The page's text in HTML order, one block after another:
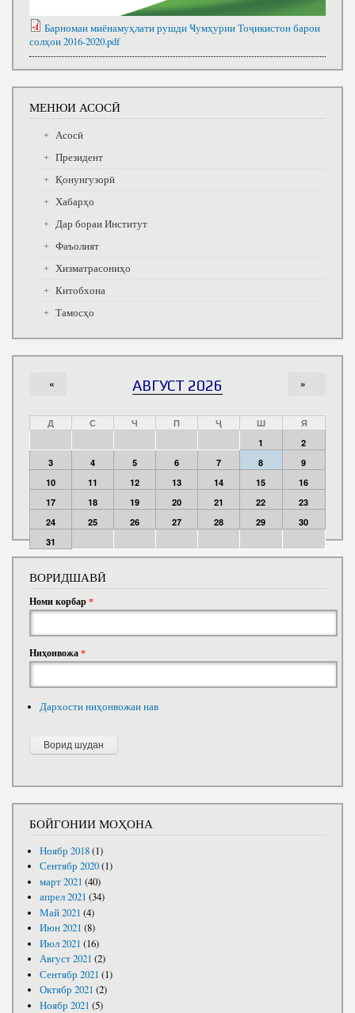
Барномаи миёнамуҳлати рушди Ҹумҳурии Тоҷикистон барои
солҳои 2016-2020.pdf
МЕНЮИ АСОСӢ
Асосӣ
Президент
Қонунгузорӣ
Хабарҳо
Дар бораи Институт
Фаъолият
Хизматрасониҳо
Китобхона
Тамосҳо
АВГУСТ 2026
« »
Д С Ч П Ҷ Ш
Я
1
2
3
4 5 6 7 8
9
10
11 12 13 14 15
16
17
18 19 20 21 22
23
24
25 26 27 28 29
30
31
ВОРИДШАВӢ
Номи корбар*
Ниҳонвожа*
Дархости ниҳонвожаи нав
БОЙГОНИИ МОҲОНА
Ноябр 2018(1)
Сентябр 2020(1)
март 2021 (40)
апрел 2021 (34)
Май 2021 (4)
Июн 2021 (8)
Июл 2021 (16)
Август 2021 (2)
Сентябр 2021 (1)
Октябр 2021 (2)
Ноябр 2021 (5)